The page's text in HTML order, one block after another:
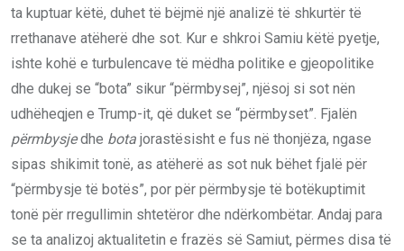
ta kuptuar këtë, duhet të bëjmë një analizë të shkurtër të
rrethanave atëherë dhe sot. Kur e shkroi Samiu këtë pyetje,
ishte kohë e turbulencave të mëdha politike e gjeopolitike
dhe dukej se “bota” sikur “përmbysej”, njësoj si sot nën
udhëheqjen e Trump-it, që duket se “përmbyset”. Fjalën
përmbysjedhe bota jorastësisht e fus në thonjëza, ngase
sipas shikimit tonë, as atëherë as sot nuk bëhet fjalë për
“përmbysje të botës”, por për përmbysje të botëkuptimit
tonë për rregullimin shtetëror dhe ndërkombëtar. Andaj para
se ta analizoj aktualitetin e frazës së Samiut, përmes disa të